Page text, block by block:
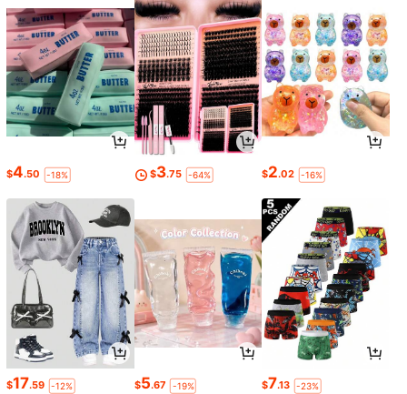
$4.50 -18% $3.75 -64% $2.02 -16%
$17.59 -12% $5.67 -19% $7.13 -23%